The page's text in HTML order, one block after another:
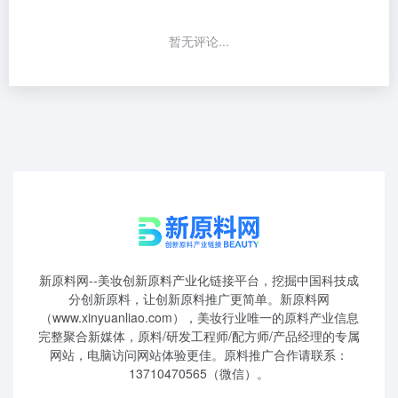
暂无评论...
新原料网--美妆创新原料产业化链接平台，挖掘中国科技成
分创新原料，让创新原料推广更简单。新原料网
（www.xinyuanliao.com），美妆行业唯一的原料产业信息
完整聚合新媒体，原料/研发工程师/配方师/产品经理的专属
网站，电脑访问网站体验更佳。原料推广合作请联系：
13710470565（微信）。